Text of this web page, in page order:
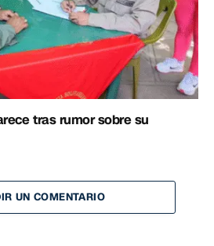
tras rumor sobre su
UN COMENTARIO